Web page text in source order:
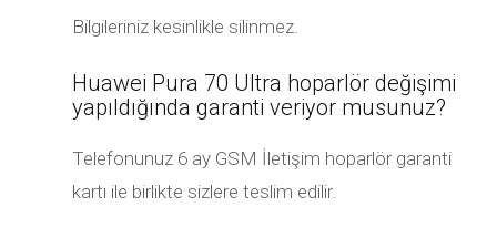
Bilgileriniz kesinlikle silinmez.
Huawei Pura 70 Ultra hoparlör değişimi
yapıldığında garanti veriyor musunuz?
Telefonunuz 6 ay GSM İletişim hoparlör garanti
kartı ile birlikte sizlere teslim edilir.